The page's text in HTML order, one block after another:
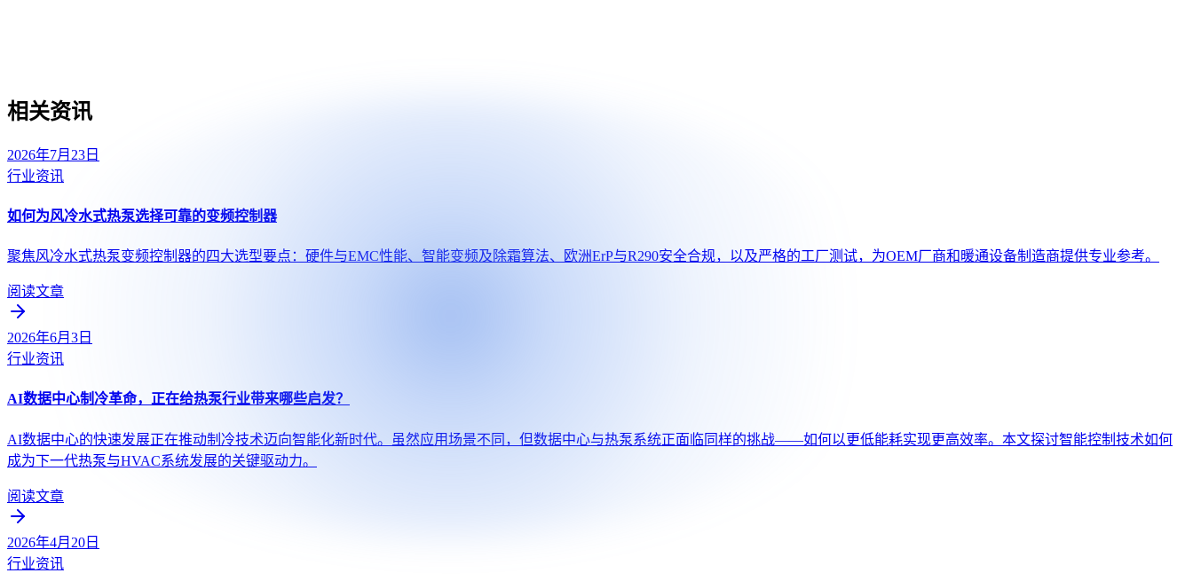
相关资讯
2026年7月23日
行业资讯
如何为风冷水式热泵选择可靠的变频控制器
聚焦风冷水式热泵变频控制器的四大选型要点：硬件与EMC性能、智能变频及除霜算法、欧洲ErP与R290安全合规，以及严格的工厂测试，为OEM厂商和暖通设备制造商提供专业参考。
阅读文章
2026年6月3日
行业资讯
AI数据中心制冷革命，正在给热泵行业带来哪些启发？
AI数据中心的快速发展正在推动制冷技术迈向智能化新时代。虽然应用场景不同，但数据中心与热泵系统正面临同样的挑战——如何以更低能耗实现更高效率。本文探讨智能控制技术如何
成为下一代热泵与HVAC系统发展的关键驱动力。
阅读文章
2026年4月20日
行业资讯